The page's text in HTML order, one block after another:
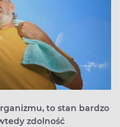
to stan bardzo
zdolność